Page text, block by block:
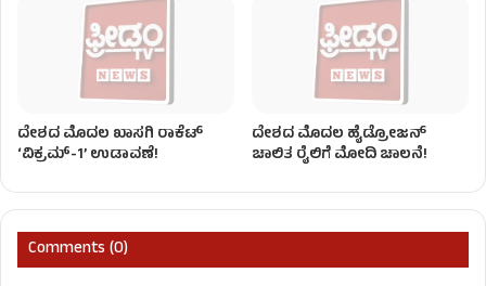
ದೇಶದ ಮೊದಲ ಖಾಸಗಿ ರಾಕೆಟ್
‘ವಿಕ್ರಮ್-1’ ಉಡಾವಣೆ!
ದೇಶದ ಮೊದಲ ಹೈಡ್ರೋಜನ್‌
ಚಾಲಿತ ರೈಲಿಗೆ ಮೋದಿ ಚಾಲನೆ!
Comments (0)